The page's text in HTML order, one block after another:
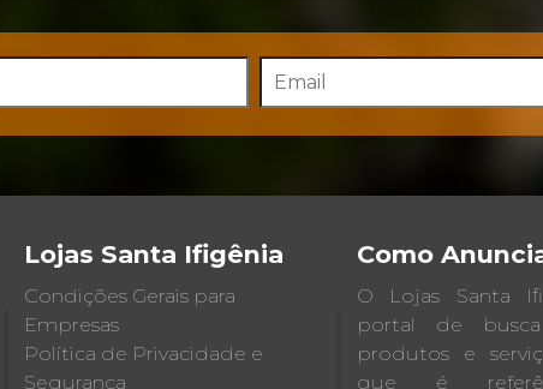
Lojas Santa Ifigênia
Condições Gerais para
Empresas
Política de Privacidade e
Segurança
Como
O Lojas Santa
portal de
produtos e
que é